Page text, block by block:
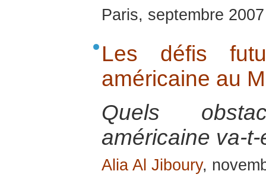
Paris, septembre 2007
Les défis
américaine au
Quels
américaine va-
Alia Al Jiboury,